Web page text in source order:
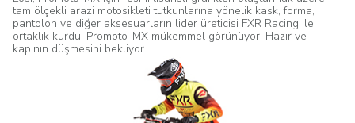
tam ölçekli arazi motosikleti tutkunlarına yönelik kask, forma,
pantolon ve diğer aksesuarların lider üreticisi FXR Racing ile
ortaklık kurdu. Promoto-MX mükemmel görünüyor. Hazır ve
kapının düşmesini bekliyor.